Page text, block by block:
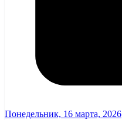
Понедельник, 16 марта, 2026